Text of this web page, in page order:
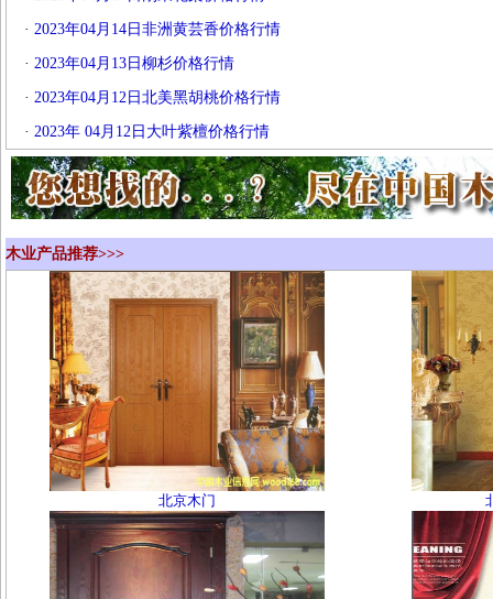
· 2023年04月14日非洲黄芸香价格行情
· 2023年04月13日柳杉价格行情
· 2023年04月12日北美黑胡桃价格行情
· 2023年 04月12日大叶紫檀价格行情
木业产品推荐>>>
北京木门